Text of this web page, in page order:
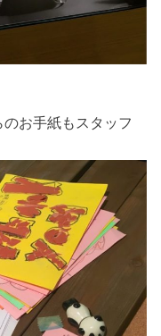
お手紙もスタッフ